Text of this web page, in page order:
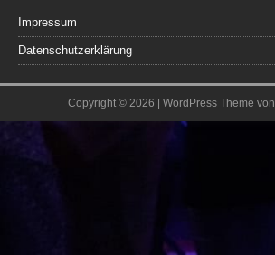
Impressum
Datenschutzerklärung
Copyright © 2026 | WordPress Theme von